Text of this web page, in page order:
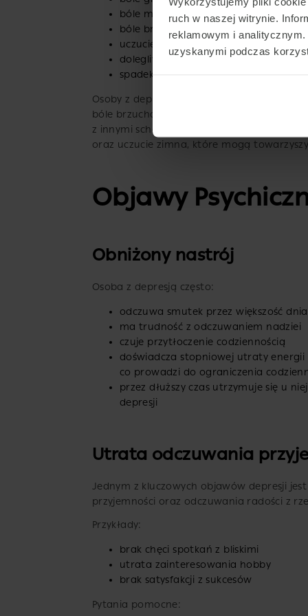
ruch w naszej witrynie.
reklamowym i
uzyskanymi podczas
bóle mięśni
bóle brzucha
uczucie zimna
dolegliwości żołądkowe
spadek apetytu lub nadmierne
Osoby z depresją często doświadczają
bóle brzucha, uczucie przewlekłego
z innymi schorzeniami. Warto zwrócić
oraz uczucie zimna, które mogą
Objawy
Obniżony nastrój
Osoba z depresją często:
odczuwa smutek przez większość dnia
ma trudność z odczuwaniem nadziei
czuje przytłoczenie codziennością
doświadcza stopniowej utraty energii
co prowadzi do ograniczenia
przez dłuższy czas utrzymuje się u
depresji
Utrata odczuwania
Jednym z kluczowych objawów depresji
przyjemności oraz odczuwania radości z
Przykłady:
brak chęci spotkań z bliskimi
utrata zainteresowania hobby
brak satysfakcji z sukcesów
Pytania pomocne: